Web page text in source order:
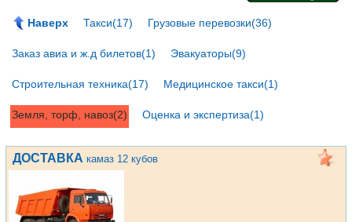
Наверх Такси(17) Грузовые перевозки(36)
Заказ авиа и ж.д билетов(1) Эвакуаторы(9)
Строительная техника(17) Медицинское такси(1)
Земля, торф, навоз(2) Оценка и экспертиза(1)
ДОСТАВКА камаз 12 кубов